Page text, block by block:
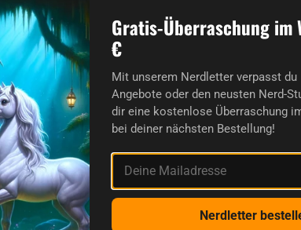
Bester Nerd-Shop, den ich kenne.
Die Bestellung und die Lieferung kamen
trotz Weihnachtsgeschäft ultra
rechtzeitig an! Vielen Dank an alle und
auch für euch Nerds, Frohe Weihnachten!
:)
Gratis-Überraschung im
€
Mit unserem Nerdletter verpasst
Angebote oder den neusten Nerd-
dir eine kostenlose Überraschung
bei deiner nächsten Bestellung!
Deine Mailadresse
Nerdletter